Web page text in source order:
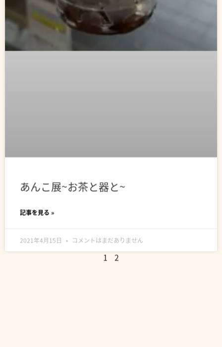
あんこ展~お茶と器と~
記事を見る »
2021年4月15日 コメントはまだありません
1 2